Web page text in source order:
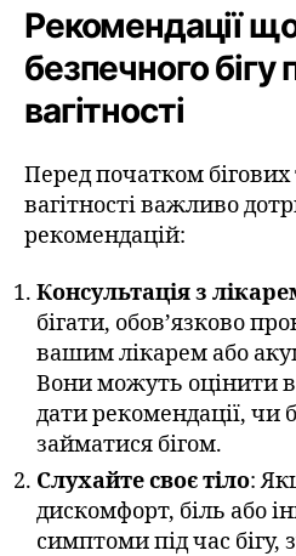
Рекомендації
безпечного бігу
вагітності
Перед початком
вагітності важливо
рекомендацій:
Консультація з
бігати, обов’язково
вашим лікарем або
Вони можуть оцінити
дати рекомендації, чи
займатися бігом.
Слухайте своє тіло:
дискомфорт, біль або
симптоми під час бігу,